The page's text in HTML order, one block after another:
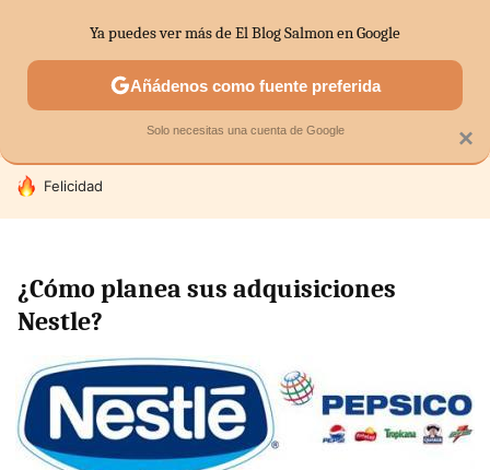
SECTORES ECONOMÍA DOMÉSTICA MERCADOS
HOY SE HABLA DE
Felicidad
¿Cómo planea sus adquisiciones
Nestle?
×
Ya puedes ver más de El Blog Salmon en Google
Añádenos como fuente preferida
Solo necesitas una cuenta de Google